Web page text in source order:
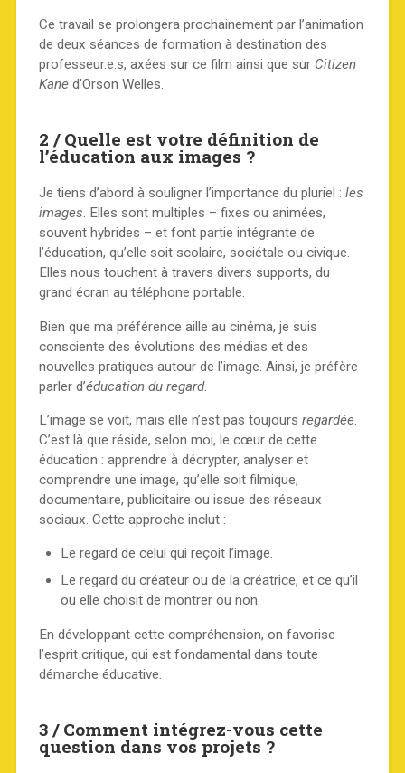
Ce travail se prolongera prochainement par l’animation
de deux séances de formation à destination des
professeur.e.s, axées sur ce film ainsi que sur Citizen
Kaned’Orson Welles.
2 / Quelle est votre définition de
l’éducation aux images ?
Je tiens d’abord à souligner l’importance du pluriel : les
images. Elles sont multiples – fixes ou animées,
souvent hybrides – et font partie intégrante de
l’éducation, qu’elle soit scolaire, sociétale ou civique.
Elles nous touchent à travers divers supports, du
grand écran au téléphone portable.
Bien que ma préférence aille au cinéma, je suis
consciente des évolutions des médias et des
nouvelles pratiques autour de l’image. Ainsi, je préfère
parler d’éducation du regard.
L’image se voit, mais elle n’est pas toujours regardée.
C’est là que réside, selon moi, le cœur de cette
éducation : apprendre à décrypter, analyser et
comprendre une image, qu’elle soit filmique,
documentaire, publicitaire ou issue des réseaux
sociaux. Cette approche inclut :
Le regard de celui qui reçoit l’image.
Le regard du créateur ou de la créatrice, et ce qu’il
ou elle choisit de montrer ou non.
En développant cette compréhension, on favorise
l’esprit critique, qui est fondamental dans toute
démarche éducative.
3 / Comment intégrez-vous cette
question dans vos projets ?